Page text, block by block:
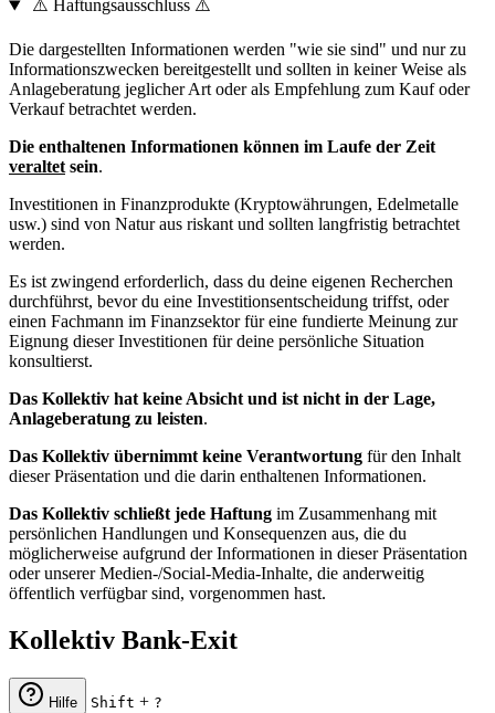
⚠️ Haftungsausschluss ⚠️
Die dargestellten Informationen werden "wie sie sind" und nur zu
Informationszwecken bereitgestellt und sollten in keiner Weise als
Anlageberatung jeglicher Art oder als Empfehlung zum Kauf oder
Verkauf betrachtet werden.
Die enthaltenen Informationen können im Laufe der Zeit
veraltet sein.
Investitionen in Finanzprodukte (Kryptowährungen, Edelmetalle
usw.) sind von Natur aus riskant und sollten langfristig betrachtet
werden.
Es ist zwingend erforderlich, dass du deine eigenen Recherchen
durchführst, bevor du eine Investitionsentscheidung triffst, oder
einen Fachmann im Finanzsektor für eine fundierte Meinung zur
Eignung dieser Investitionen für deine persönliche Situation
konsultierst.
Das Kollektiv hat keine Absicht und ist nicht in der Lage,
Anlageberatung zu leisten.
Das Kollektiv übernimmt keine Verantwortung für den Inhalt
dieser Präsentation und die darin enthaltenen Informationen.
Das Kollektiv schließt jede Haftung im Zusammenhang mit
persönlichen Handlungen und Konsequenzen aus, die du
möglicherweise aufgrund der Informationen in dieser Präsentation
oder unserer Medien-/Social-Media-Inhalte, die anderweitig
öffentlich verfügbar sind, vorgenommen hast.
Kollektiv Bank-Exit
Hilfe Shift + ?